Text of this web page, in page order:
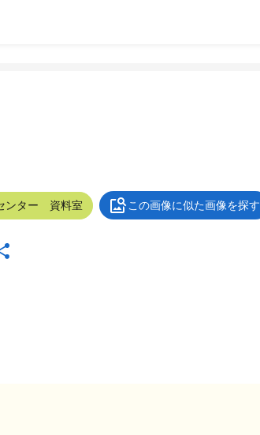
ンター 資料室 この画像に似た画像を探す